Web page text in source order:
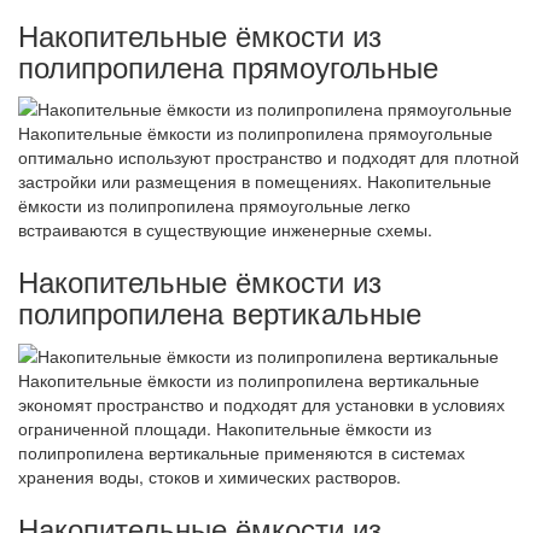
Накопительные ёмкости из
полипропилена прямоугольные
Накопительные ёмкости из полипропилена прямоугольные
оптимально используют пространство и подходят для плотной
застройки или размещения в помещениях. Накопительные
ёмкости из полипропилена прямоугольные легко
встраиваются в существующие инженерные схемы.
Накопительные ёмкости из
полипропилена вертикальные
Накопительные ёмкости из полипропилена вертикальные
экономят пространство и подходят для установки в условиях
ограниченной площади. Накопительные ёмкости из
полипропилена вертикальные применяются в системах
хранения воды, стоков и химических растворов.